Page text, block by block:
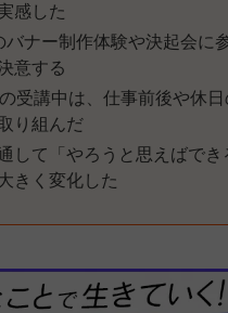
感した
バナー制作体験や決起会に
意する
受講中は、仕事前後や休
り組んだ
して「やろうと思えばで
きく変化した